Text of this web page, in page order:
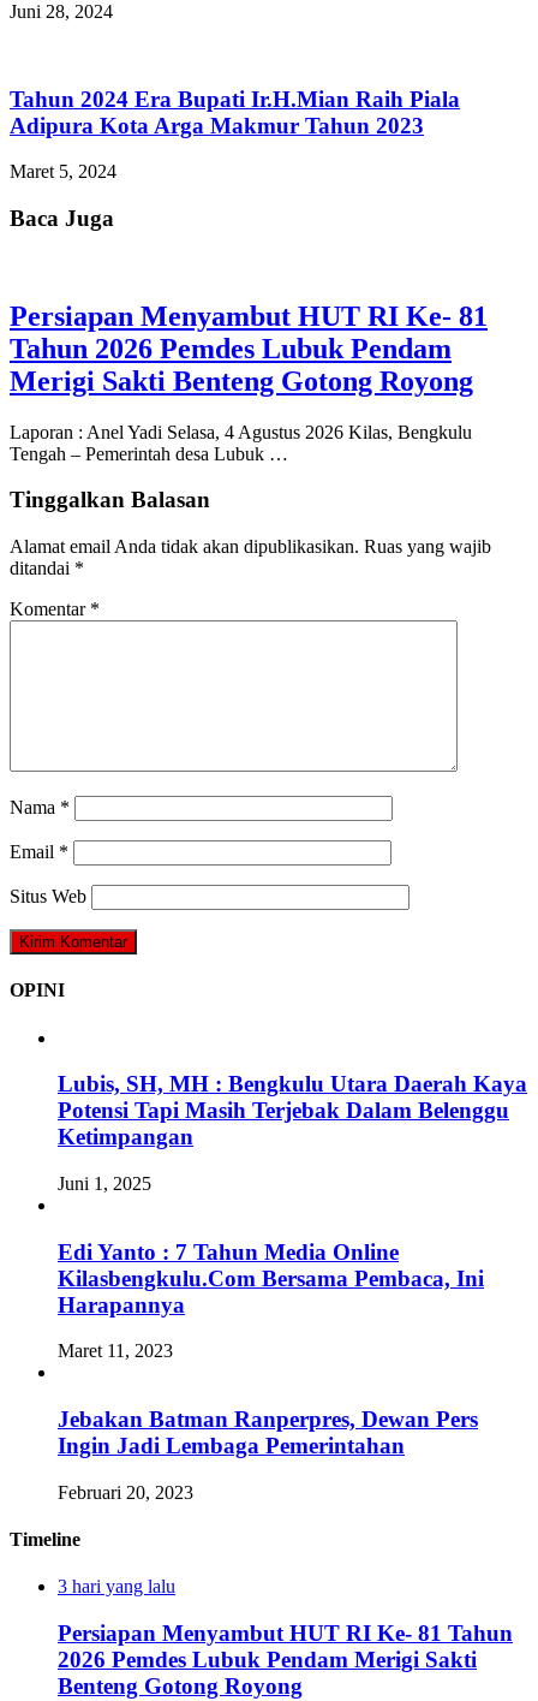
Juni 28, 2024
Tahun 2024 Era Bupati Ir.H.Mian Raih Piala
Adipura Kota Arga Makmur Tahun 2023
Maret 5, 2024
Baca Juga
Persiapan Menyambut HUT RI Ke- 81
Tahun 2026 Pemdes Lubuk Pendam
Merigi Sakti Benteng Gotong Royong
Laporan : Anel Yadi Selasa, 4 Agustus 2026 Kilas, Bengkulu
Tengah – Pemerintah desa Lubuk …
Tinggalkan Balasan
Alamat email Anda tidak akan dipublikasikan. Ruas yang wajib
ditandai *
Komentar *
Nama *
Email *
Situs Web
OPINI
Lubis, SH, MH : Bengkulu Utara Daerah Kaya
Potensi Tapi Masih Terjebak Dalam Belenggu
Ketimpangan
Juni 1, 2025
Edi Yanto : 7 Tahun Media Online
Kilasbengkulu.Com Bersama Pembaca, Ini
Harapannya
Maret 11, 2023
Jebakan Batman Ranperpres, Dewan Pers
Ingin Jadi Lembaga Pemerintahan
Februari 20, 2023
Timeline
3 hari yang lalu
Persiapan Menyambut HUT RI Ke- 81 Tahun
2026 Pemdes Lubuk Pendam Merigi Sakti
Benteng Gotong Royong